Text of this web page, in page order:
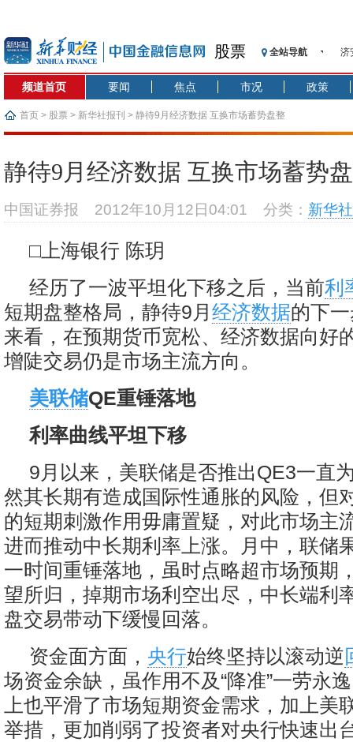
股票 全站导航
济
【
济
在
基
频道首页 要闻 焦点 市况 政策
首页 > 股票 > 新华社报刊 > 静待9月经济数据 互换市场蓄势盘整
静待9月经济数据 互换市场蓄势
中国证券报 2012年10月12日04:01 分类： 新华
□上海银行 陈玥
经历了一波平坦化下移之后，当前利
短期盘整格局，静待9月 经济数据的下
来看，在预期货币宽松、经济数据向好
增陡交易仍是市场主流方向。
美联储QE重锤落地
利率曲线平坦下移
9月以来，美联储是否推出QE3一直
然其长期有造成国际性通胀的风险，但
的短期刺激作用毋庸置疑，对此市场主
进而推动中长期利率上涨。月中，联储
一时间重锤落地，虽时点略超市场预期
望所归，掉期市场利空出尽，中长端利
盘交易带动下缓慢回落。
资金面方面， 央行始终坚持以滚动逆
场资金余缺，虽作用不及“降准”一劳永
上也平滑了市场短期资金需求，加上美
举措，更加削弱了投资者对央行快速出